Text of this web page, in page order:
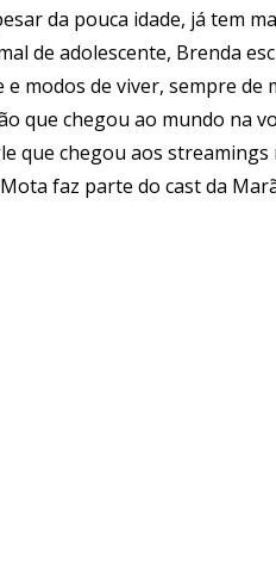
da pouca idade, já tem
de adolescente, Brenda
modos de viver, sempre de
que chegou ao mundo na
que chegou aos
faz parte do cast da